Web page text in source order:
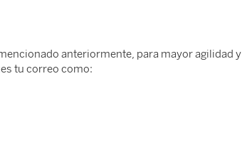
anteriormente, para mayor agilidad y
tu correo como: